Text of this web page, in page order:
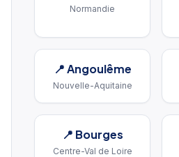
Normandie
📍Angoulême
Nouvelle-Aquitaine
📍 Bourges
Centre-Val de Loire